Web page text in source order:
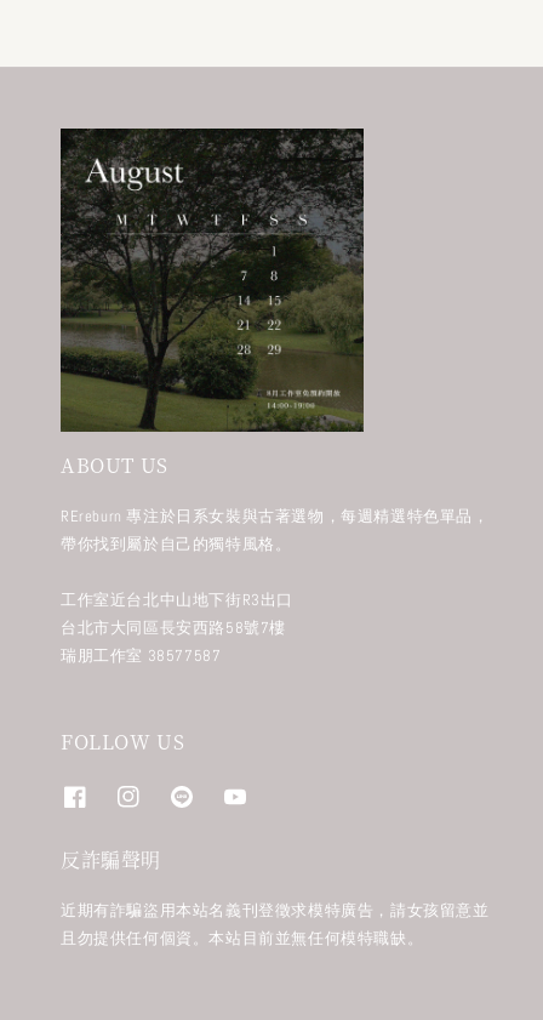
ABOUT US
REreburn 專注於日系女裝與古著選物，每週精選特色單品，
帶你找到屬於自己的獨特風格。
工作室近台北中山地下街R3出口
台北市大同區長安西路58號7樓
瑞朋工作室 38577587
FOLLOW US
反詐騙聲明
近期有詐騙盜用本站名義刊登徵求模特廣告，請女孩留意並
且勿提供任何個資。本站目前並無任何模特職缺。